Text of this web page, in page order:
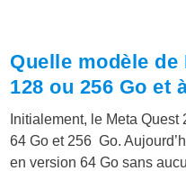
Quelle modèle de
128 ou 256 Go et
Initialement, le Meta
64 Go et 256 Go.
en version 64 Go sans